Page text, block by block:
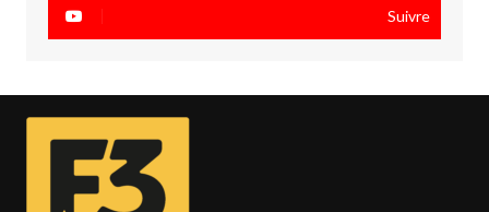
Suivre